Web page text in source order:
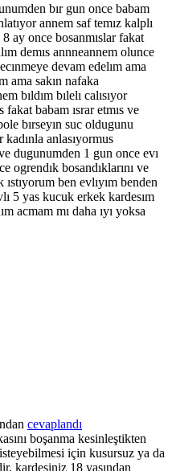
bır gun once babam
annem saf temız kalplı
8 ay once bosanmıslar fakat
demıs annneannem olunce
devam edelım ama
ama sakın nafaka
bıldım bılelı calısıyor
babam ısrar etmıs ve
bırseyın suc oldugunu
kadınla anlasıyormus
dugunumden 1 gun once evı
ogrendık bosandıklarını ve
ıstıyorum ben evlıyım benden
5 yas kucuk erkek kardesım
acmam mı daha ıyı yoksa
cevaplandı
boşanma kesinleştikten
için kusursuz ya da
kardeşiniz 18 yaşından